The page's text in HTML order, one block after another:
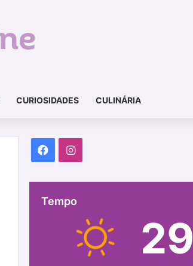
CURIOSIDADES CULINÁRIA
FacebookInstagram
Tempo
29